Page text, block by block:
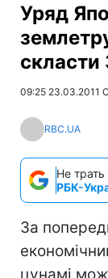
Уряд
09:25 23.03.2011
RBC.UA
Не
РБК-
За
цунамі